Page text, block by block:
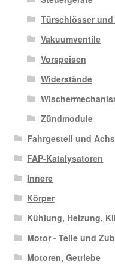
Türschlösser
Vakuumventile
Vorspeisen
Widerstände
Zündmodule
Fahrgestell und
FAP-Katalysatoren
Innere
Körper
Kühlung, Heizung,
Motor - Teile und
Motoren, Getriebe